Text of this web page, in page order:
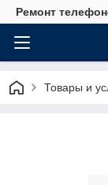
Ремонт
Товары и